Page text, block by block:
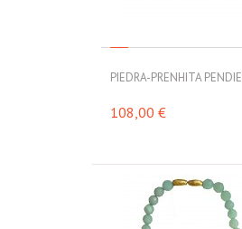
PIEDRA-PRENHITA
108,00 €